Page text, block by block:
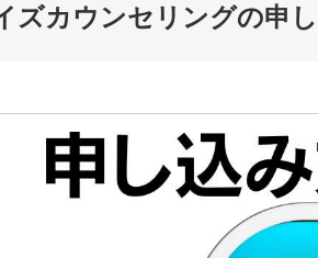
ズカウンセリングの申